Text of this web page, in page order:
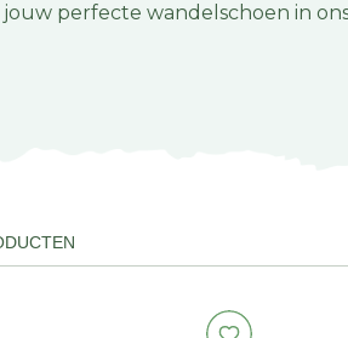
perfecte wandelschoen in